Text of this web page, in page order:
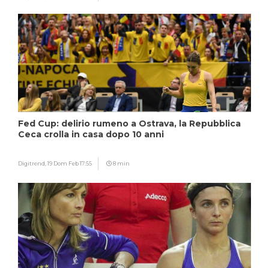
Fed Cup: delirio rumeno a Ostrava, la Repubblica
Ceca crolla in casa dopo 10 anni
Digitrend,19 Dom Feb 17:55 8 min